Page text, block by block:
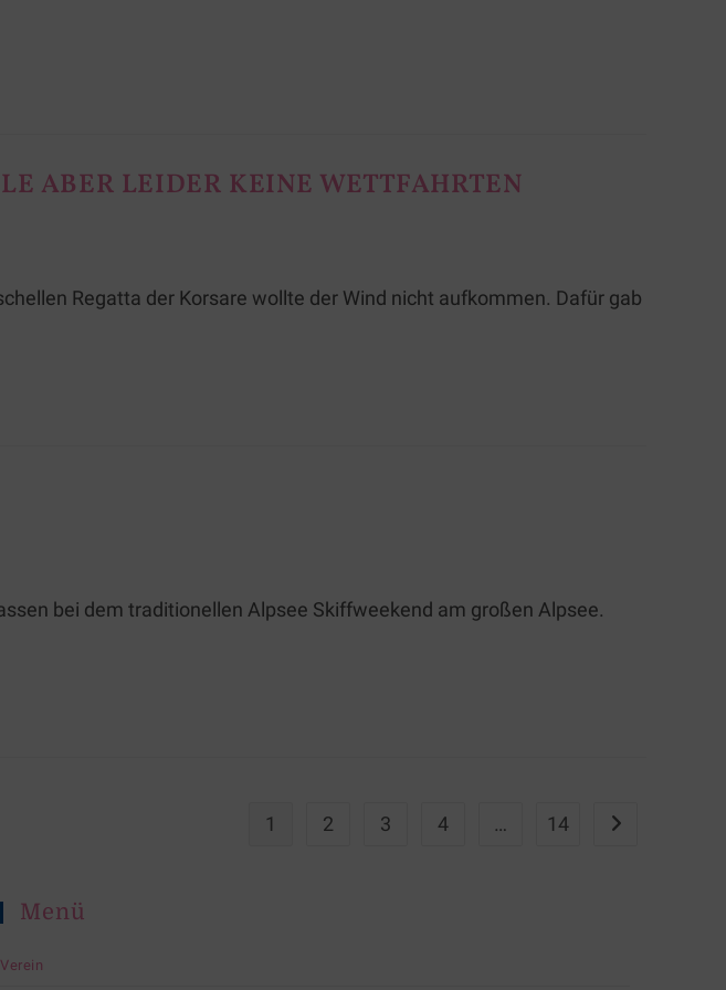
ABER LEIDER KEINE WETTFAHRTEN
Regatta der Korsare wollte der Wind nicht aufkommen. Dafür gab
bei dem traditionellen Alpsee Skiffweekend am großen Alpsee.
1 2 3 4 … 14
Menü
Verein